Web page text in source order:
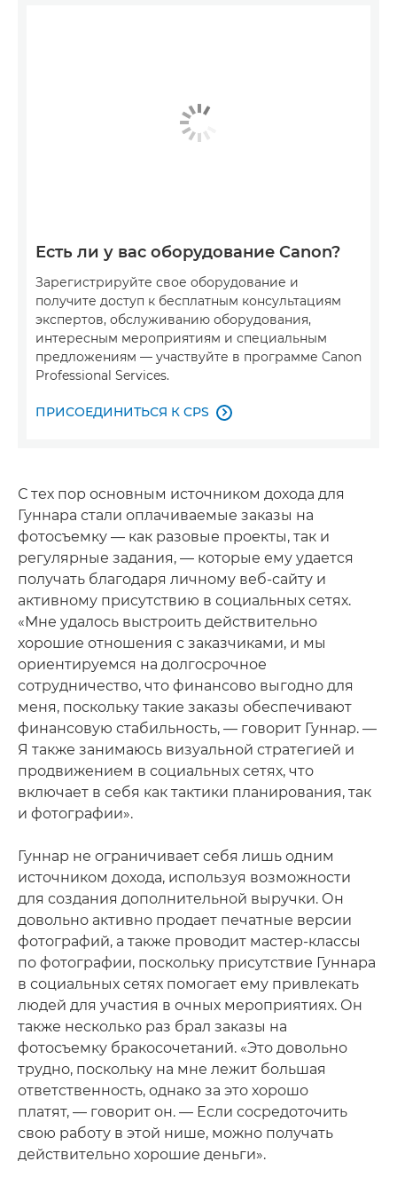
Есть ли у вас оборудование Canon?
Зарегистрируйте свое оборудование и
получите доступ к бесплатным консультациям
экспертов, обслуживанию оборудования,
интересным мероприятиям и специальным
предложениям — участвуйте в программе Canon
Professional Services.
ПРИСОЕДИНИТЬСЯ К CPS 
С тех пор основным источником дохода для
Гуннара стали оплачиваемые заказы на
фотосъемку — как разовые проекты, так и
регулярные задания, — которые ему удается
получать благодаря личному веб-сайту и
активному присутствию в социальных сетях.
«Мне удалось выстроить действительно
хорошие отношения с заказчиками, и мы
ориентируемся на долгосрочное
сотрудничество, что финансово выгодно для
меня, поскольку такие заказы обеспечивают
финансовую стабильность, — говорит Гуннар. —
Я также занимаюсь визуальной стратегией и
продвижением в социальных сетях, что
включает в себя как тактики планирования, так
и фотографии».
Гуннар не ограничивает себя лишь одним
источником дохода, используя возможности
для создания дополнительной выручки. Он
довольно активно продает печатные версии
фотографий, а также проводит мастер-классы
по фотографии, поскольку присутствие Гуннара
в социальных сетях помогает ему привлекать
людей для участия в очных мероприятиях. Он
также несколько раз брал заказы на
фотосъемку бракосочетаний. «Это довольно
трудно, поскольку на мне лежит большая
ответственность, однако за это хорошо
платят, — говорит он. — Если сосредоточить
свою работу в этой нише, можно получать
действительно хорошие деньги».